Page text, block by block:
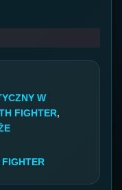
W
FIGHTER,
FIGHTER